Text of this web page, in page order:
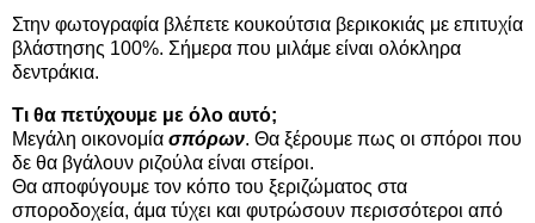
Στην φωτογραφία βλέπετε κουκούτσια βερικοκιάς με επιτυχία
βλάστησης 100%. Σήμερα που μιλάμε είναι ολόκληρα
δεντράκια.
Τι θα πετύχουμε με όλο αυτό;
Μεγάλη οικονομία σπόρων. Θα ξέρουμε πως οι σπόροι που
δε θα βγάλουν ριζούλα είναι στείροι.
Θα αποφύγουμε τον κόπο του ξεριζώματος στα
σποροδοχεία, άμα τύχει και φυτρώσουν περισσότεροι από